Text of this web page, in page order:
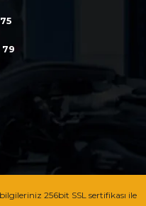
256bit SSL sertifikası ile